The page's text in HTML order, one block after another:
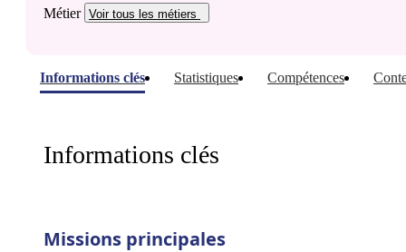
Métier Voir tous les métiers
Informations clés Statistiques Compétences
Informations clés
Missions principales